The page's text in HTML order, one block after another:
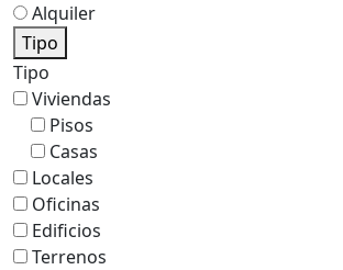
Alquiler
Tipo
Tipo
Viviendas
Pisos
Casas
Locales
Oficinas
Edificios
Terrenos